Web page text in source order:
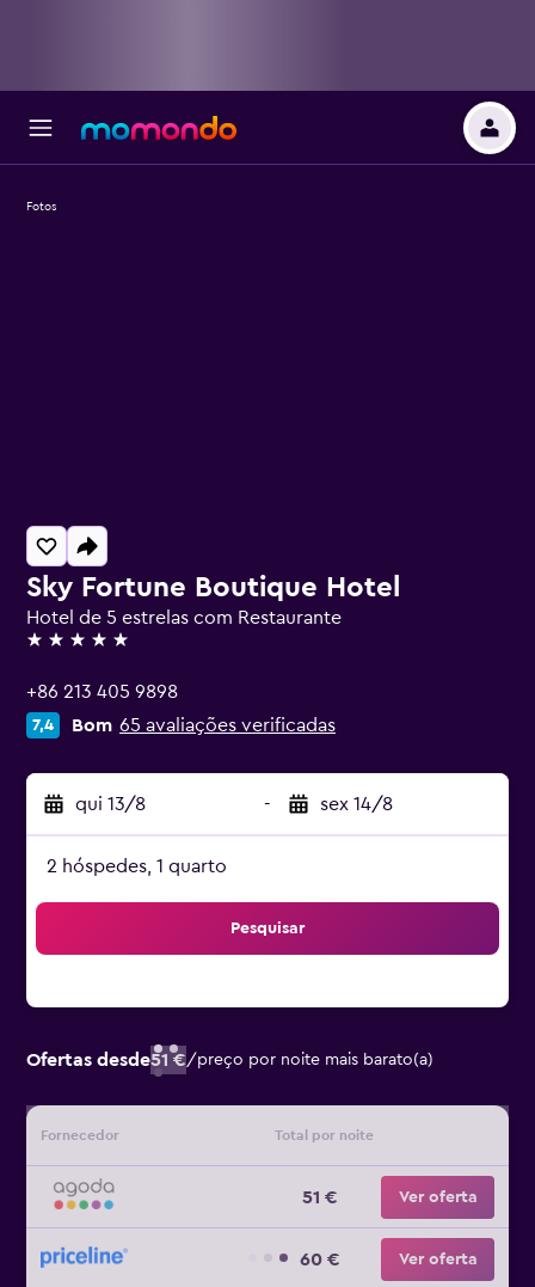
Sky Fortune Boutique Hotel
Hotel de 5 estrelas com Restaurante
5 estrelas
+86 213 405 9898
7,4 Bom 65 avaliações verificadas
qui 13/8 - sex 14/8
2 hóspedes, 1 quarto
Pesquisar
Ofertas desde51 €/preço por noite mais barato(a)
Fornecedor Total por noite
51 € Ver oferta
60 € Ver oferta
Fotos